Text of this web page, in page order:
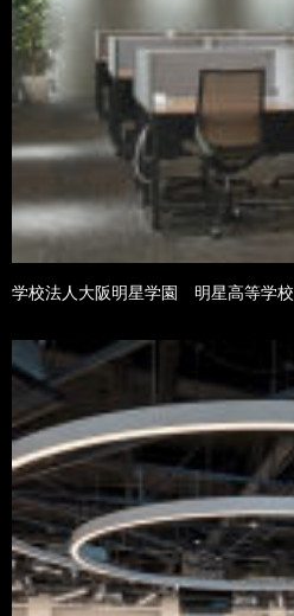
学校法人大阪明星学園 明星高等学校